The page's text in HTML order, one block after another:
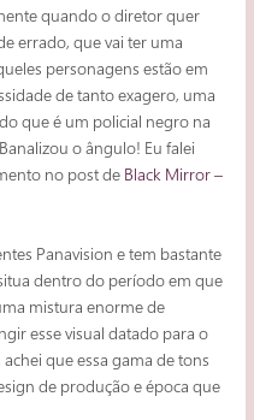
quando o diretor quer
errado, que vai ter uma
personagens estão em
de tanto exagero, uma
que é um policial negro na
o ângulo! Eu falei
no post de Black Mirror –
Panavision e tem bastante
dentro do período em que
mistura enorme de
esse visual datado para o
que essa gama de tons
de produção e época que